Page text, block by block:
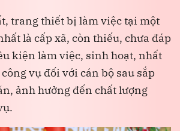
trang thiết bị làm việc tại một
là cấp xã, còn thiếu, chưa đáp
kiện làm việc, sinh hoạt, nhất
vụ đối với cán bộ sau sắp
ảnh hưởng đến chất lượng